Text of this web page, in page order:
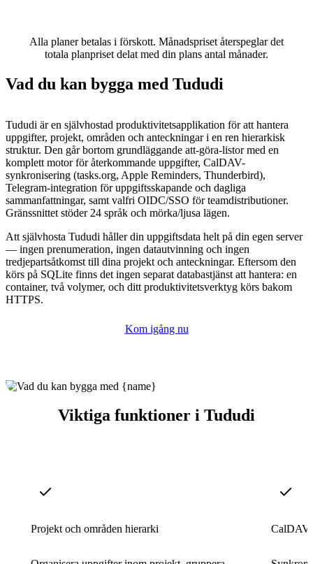
Alla planer betalas i förskott. Månadspriset återspeglar det
totala planpriset delat med din plans antal månader.
Vad du kan bygga med Tududi
Tududi är en självhostad produktivitetsapplikation för att hantera
uppgifter, projekt, områden och anteckningar i en ren hierarkisk
struktur. Den går bortom grundläggande att-göra-listor med en
komplett motor för återkommande uppgifter, CalDAV-
synkronisering (tasks.org, Apple Reminders, Thunderbird),
Telegram-integration för uppgiftsskapande och dagliga
sammanfattningar, samt valfri OIDC/SSO för teamdistributioner.
Gränssnittet stöder 24 språk och mörka/ljusa lägen.
Att självhosta Tududi håller din uppgiftsdata helt på din egen server
— ingen prenumeration, ingen datautvinning och ingen
tredjepartsåtkomst till dina projekt och anteckningar. Eftersom den
körs på SQLite finns det ingen separat databastjänst att hantera: en
container, två volymer, och ditt produktivitetsverktyg körs bakom
HTTPS.
Kom igång nu
Viktiga funktioner i Tududi
Projekt och områden hierarki